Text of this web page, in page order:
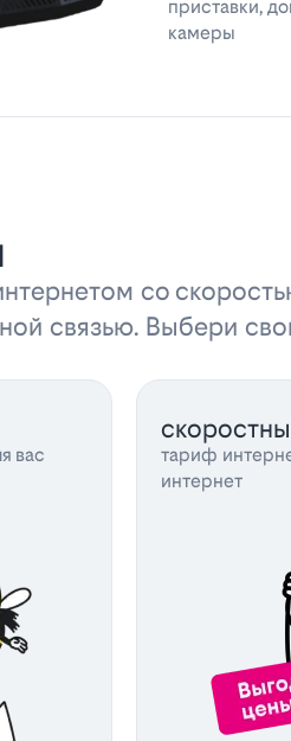
приставки,
камеры
со
связью. Выбери
вас
тариф
интернет